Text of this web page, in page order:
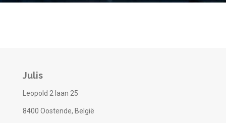
Julis
Leopold 2 laan 25
8400 Oostende, België